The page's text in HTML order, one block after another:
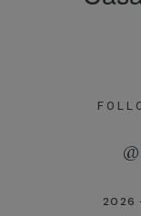
2026